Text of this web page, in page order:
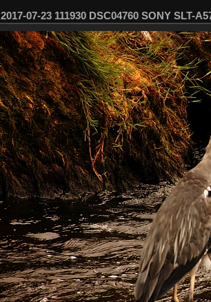
2017-07-23 111930 DSC04760 SONY SLT-